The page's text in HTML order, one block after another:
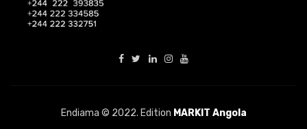
Endiama © 2022. Edition MARKIT Angola